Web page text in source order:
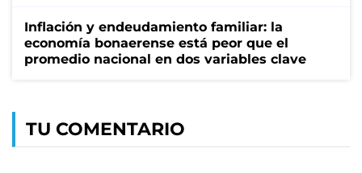
Inflación y endeudamiento familiar: la
economía bonaerense está peor que el
promedio nacional en dos variables clave
TU COMENTARIO